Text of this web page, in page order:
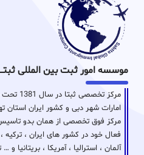
موسسه امور ثبت بین المللی
مرکز
امارات شهر دبی و کشور ایران
مرکز فوق تخصصی از همان بدو
فعال خود در کشور های ایران ، ترکیه ،
آلمان ، استرالیا ، آمریکا ،